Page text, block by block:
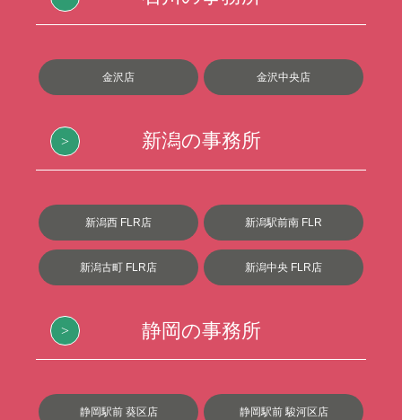
金沢店 金沢中央店
新潟の事務所
新潟西 FLR店 新潟駅前南 FLR
新潟古町 FLR店 新潟中央 FLR店
静岡の事務所
静岡駅前 葵区店 静岡駅前 駿河区店